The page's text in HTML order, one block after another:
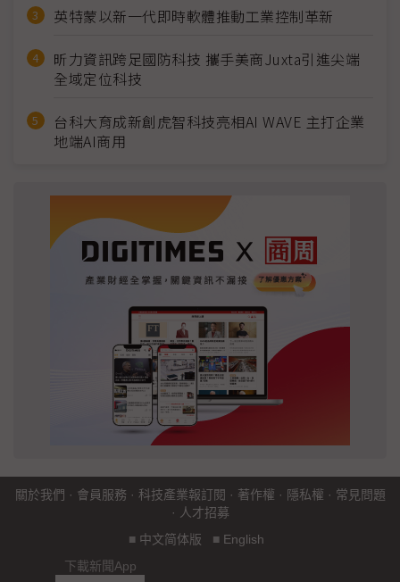
英特蒙以新一代即時軟體推動工業控制革新
昕力資訊跨足國防科技 攜手美商Juxta引進尖端
全域定位科技
台科大育成新創虎智科技亮相AI WAVE 主打企業
地端AI商用
關於我們 · 會員服務 · 科技產業報訂閱 · 著作權 · 隱私權 · 常見問題
· 人才招募
■ 中文简体版 ■ English
下載新聞App